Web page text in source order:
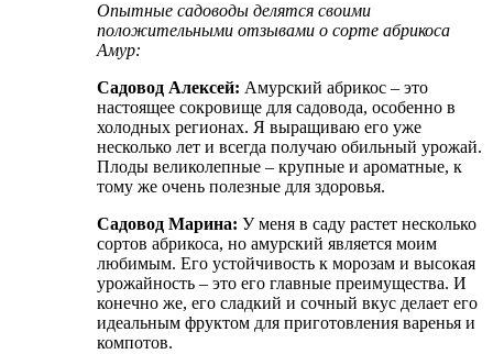
Опытные садоводы делятся своими
положительными отзывами о сорте абрикоса
Амур:
Садовод Алексей: Амурский абрикос – это
настоящее сокровище для садовода, особенно в
холодных регионах. Я выращиваю его уже
несколько лет и всегда получаю обильный урожай.
Плоды великолепные – крупные и ароматные, к
тому же очень полезные для здоровья.
Садовод Марина: У меня в саду растет несколько
сортов абрикоса, но амурский является моим
любимым. Его устойчивость к морозам и высокая
урожайность – это его главные преимущества. И
конечно же, его сладкий и сочный вкус делает его
идеальным фруктом для приготовления варенья и
компотов.